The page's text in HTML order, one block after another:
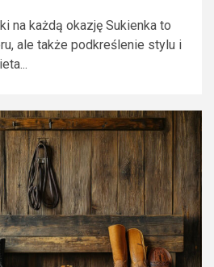
na każdą okazję Sukienka to
ale także podkreślenie stylu i